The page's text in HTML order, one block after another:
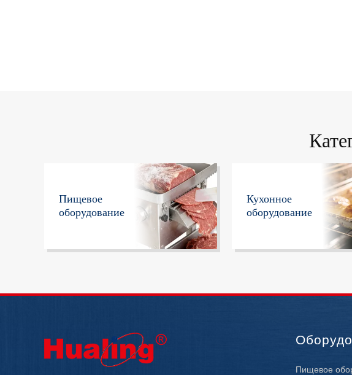
Пищевое
оборудование
Кухонное
оборудование
Пищевое